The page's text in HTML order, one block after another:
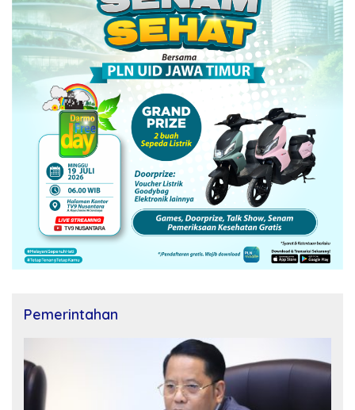
Pemerintahan